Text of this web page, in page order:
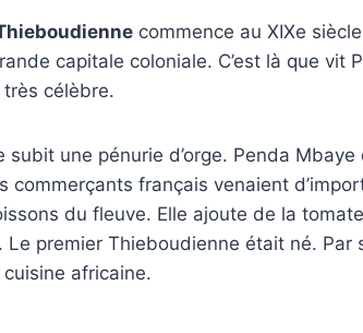
commence au XIXe
capitale coloniale. C’est là que vit
célèbre.
subit une pénurie d’orge. Penda
commerçants français venaient
du fleuve. Elle ajoute de la
Le premier Thieboudienne était né.
cuisine africaine.